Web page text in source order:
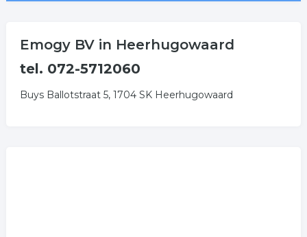
Emogy BV in Heerhugowaard
tel. 072-5712060
Buys Ballotstraat 5, 1704 SK Heerhugowaard